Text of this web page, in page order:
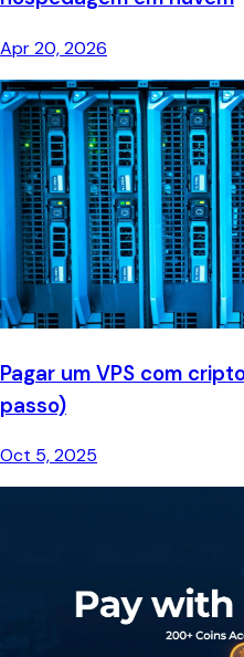
Apr 20, 2026
Pagar um VPS com
passo)
Oct 5, 2025